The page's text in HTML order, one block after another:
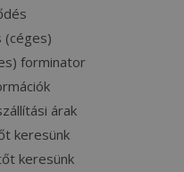
(céges)
forminator
árak
keresünk
keresünk